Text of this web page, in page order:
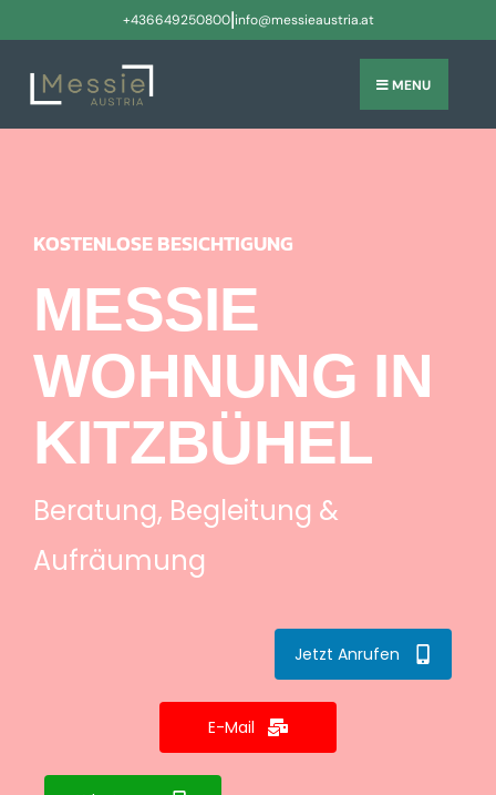
+436649250800|info@messieaustria.at
MENU
KOSTENLOSE BESICHTIGUNG
MESSIE
WOHNUNG IN
KITZBÜHEL
Beratung, Begleitung &
Aufräumung
Jetzt Anrufen
E-Mail